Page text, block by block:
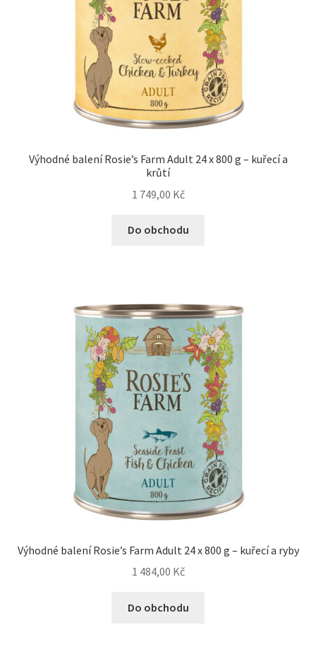
Výhodné balení Rosie’s Farm Adult 24 x 800 g – kuřecí a
krůtí
1 749,00 Kč
Do obchodu
Výhodné balení Rosie’s Farm Adult 24 x 800 g – kuřecí a ryby
1 484,00 Kč
Do obchodu